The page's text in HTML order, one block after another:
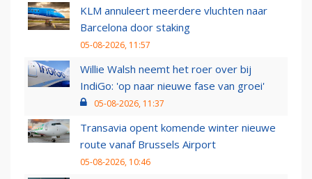
KLM annuleert meerdere vluchten naar
Barcelona door staking
05-08-2026, 11:57
Willie Walsh neemt het roer over bij
IndiGo: 'op naar nieuwe fase van groei'
05-08-2026, 11:37
Transavia opent komende winter nieuwe
route vanaf Brussels Airport
05-08-2026, 10:46